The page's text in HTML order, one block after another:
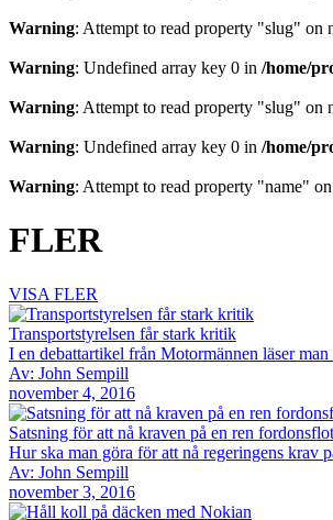
Warning: Attempt to read property "slug" on
Warning: Undefined array key 0 in /home/
Warning: Attempt to read property "slug" on
Warning: Undefined array key 0 in /home/
Warning: Attempt to read property "name"
FLER
VISA FLER
Transportstyrelsen får stark kritik
I en debattartikel från Motormännen läser
Av: John Sempill
november 4, 2016
Satsning för att nå kraven på en ren
Hur ska man göra för att nå regeringens krav
Av: John Sempill
november 3, 2016